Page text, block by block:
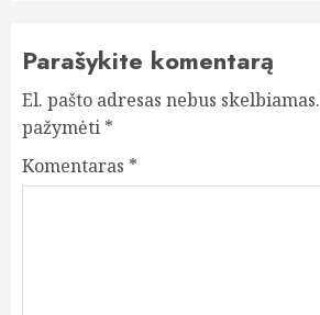
Parašykite komentarą
El. pašto adresas nebus skelbiamas.
pažymėti *
Komentaras *